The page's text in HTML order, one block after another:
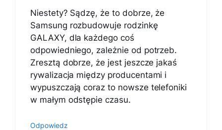
Niestety? Sądzę, że to dobrze, że
Samsung rozbudowuje rodzinkę
GALAXY, dla każdego coś
odpowiedniego, zależnie od potrzeb.
Zresztą dobrze, że jest jeszcze jakaś
rywalizacja między producentami i
wypuszczają coraz to nowsze telefoniki
w małym odstępie czasu.
Odpowiedz